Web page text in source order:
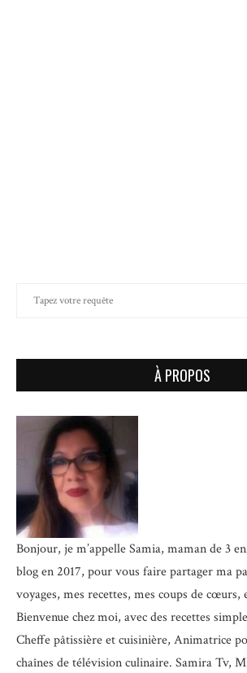
À PROPOS
Bonjour, je m’appelle Samia, maman de 3
blog en 2017, pour vous faire partager ma
voyages, mes recettes, mes coups de cœurs,
Bienvenue chez moi, avec des recettes
Cheffe pâtissière et cuisinière, Animatrice
chaînes de télévision culinaire. Samira Tv,